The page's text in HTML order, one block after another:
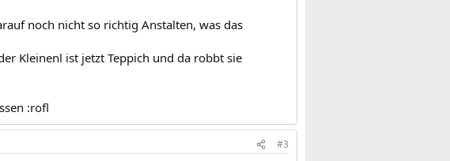
noch nicht so richtig Anstalten, was das
Kleinenl ist jetzt Teppich und da robbt sie
:rofl
#3